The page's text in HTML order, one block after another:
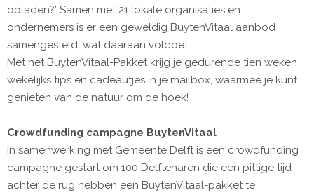
opladen?’ Samen met 21 lokale organisaties en
ondernemers is er een geweldig BuytenVitaal aanbod
samengesteld, wat daaraan voldoet.
Met het BuytenVitaal-Pakket krijg je gedurende tien weken
wekelijks tips en cadeautjes in je mailbox, waarmee je kunt
genieten van de natuur om de hoek!
Crowdfunding campagne BuytenVitaal
In samenwerking met Gemeente Delft is een crowdfunding
campagne gestart om 100 Delftenaren die een pittige tijd
achter de rug hebben een BuytenVitaal-pakket te